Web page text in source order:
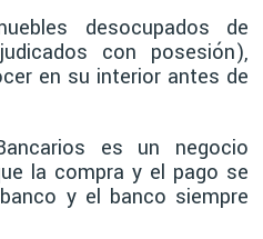
desocupados de
con posesión),
en su interior antes de
es un negocio
la compra y el pago se
y el banco siempre